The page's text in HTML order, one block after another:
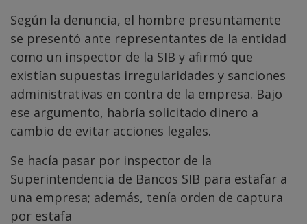
Según la denuncia, el hombre presuntamente
se presentó ante representantes de la entidad
como un inspector de la SIB y afirmó que
existían supuestas irregularidades y sanciones
administrativas en contra de la empresa. Bajo
ese argumento, habría solicitado dinero a
cambio de evitar acciones legales.
Se hacía pasar por inspector de la
Superintendencia de Bancos SIB para estafar a
una empresa; además, tenía orden de captura
por estafa